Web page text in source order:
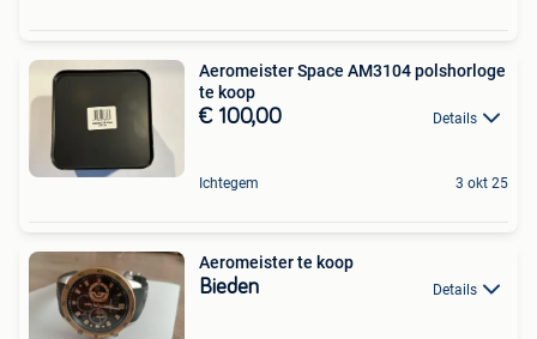
Aeromeister Space AM3104 polshorloge
te koop
€ 100,00 Details
Ichtegem 3 okt 25
Aeromeister te koop
Bieden Details